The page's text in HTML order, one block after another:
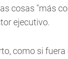
cosas "más
ejecutivo.
como si